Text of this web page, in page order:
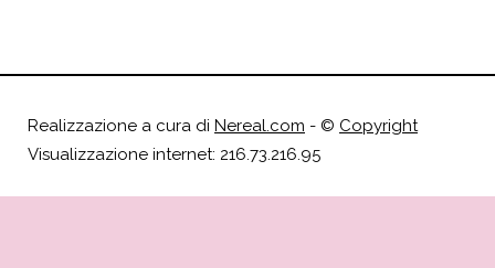
Realizzazione a cura di Nereal.com - © Copyright
Visualizzazione internet: 216.73.216.95